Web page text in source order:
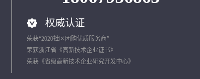
权威认证
荣获“2020社区团购优质服务商”
荣获浙江省《高新技术企业证书》
荣获《省级高新技术企业研究开发中心》